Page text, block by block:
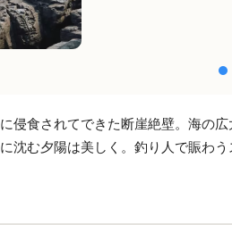
侵食されてできた断崖絶壁。海の
沈む夕陽は美しく。釣り人で賑わう